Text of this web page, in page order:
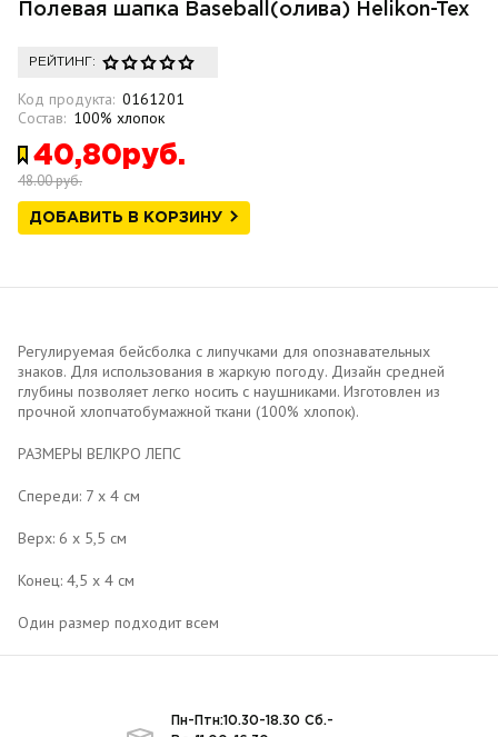
Полевая шапка Baseball(олива) Helikon-Tex
РЕЙТИНГ:
Код продукта: 0161201
Состав: 100% хлопок
40,80руб.
48.00 руб.
ДОБАВИТЬ В КОРЗИНУ
Регулируемая бейсболка с липучками для опознавательных
знаков. Для использования в жаркую погоду. Дизайн средней
глубины позволяет легко носить с наушниками. Изготовлен из
прочной хлопчатобумажной ткани (100% хлопок).
РАЗМЕРЫ ВЕЛКРО ЛЕПС
Спереди: 7 х 4 см
Верх: 6 х 5,5 см
Конец: 4,5 х 4 см
Один размер подходит всем
Пн-Птн:10.30-18.30 Сб.-